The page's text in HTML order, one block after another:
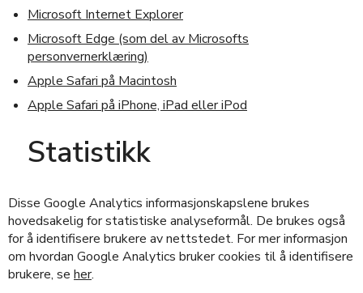
Microsoft Internet Explorer
Microsoft Edge (som del av Microsofts
personvernerklæring)
Apple Safari på Macintosh
Apple Safari på iPhone, iPad eller iPod
Statistikk
Disse Google Analytics informasjonskapslene brukes
hovedsakelig for statistiske analyseformål. De brukes også
for å identifisere brukere av nettstedet. For mer informasjon
om hvordan Google Analytics bruker cookies til å identifisere
brukere, se her.